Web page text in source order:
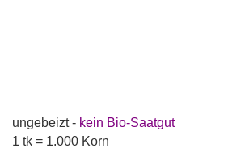
ungebeizt - kein Bio-Saatgut
1 tk = 1.000 Korn